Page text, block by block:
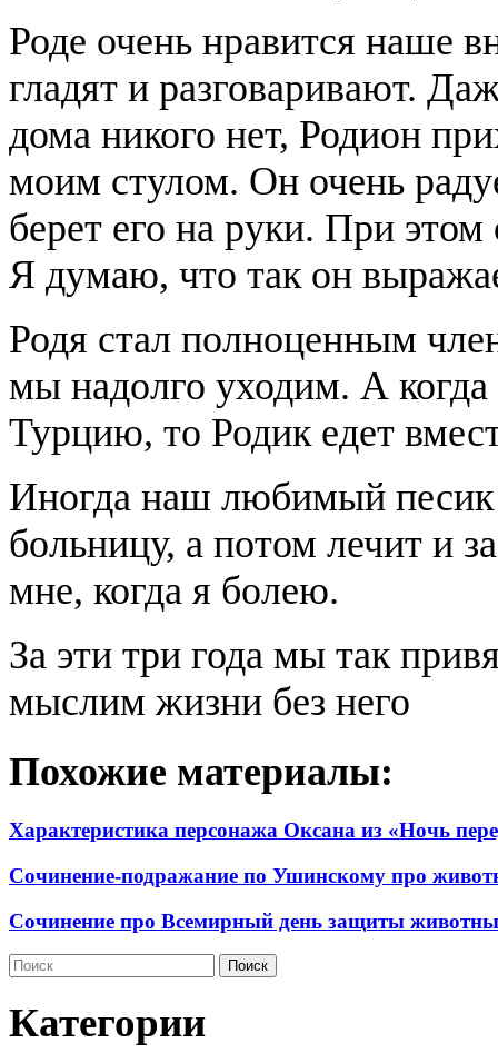
Роде очень нравится наше
гладят и разговаривают.
дома никого нет, Родион
моим стулом. Он очень
берет его на руки. При
Я думаю, что так он
Родя стал полноценным
мы надолго уходим. А когда
Турцию, то Родик едет
Иногда наш любимый песик
больницу, а потом лечит и
мне, когда я болею.
За эти три года мы так
мыслим жизни без него
Похожие материалы:
Характеристика персонажа Оксана из «Ночь
Сочинение-подражание по Ушинскому про
Сочинение про Всемирный день защиты
Категории